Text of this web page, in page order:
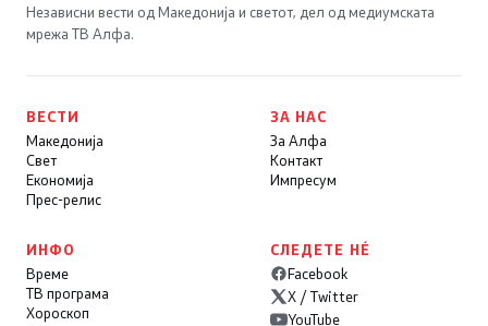
Независни вести од Македонија и светот, дел од медиумската
мрежа ТВ Алфа.
ВЕСТИ
Македонија
Свет
Економија
Прес-релис
ЗА НАС
За Алфа
Контакт
Импресум
ИНФО
Време
ТВ програма
Хороскоп
СЛЕДЕТЕ НÉ
Facebook
X / Twitter
YouTube